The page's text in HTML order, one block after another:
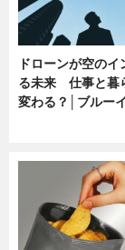
ドローンが空のイ
る未来 仕事と暮
変わる？│ブルー